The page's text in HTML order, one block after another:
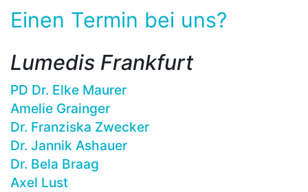
Einen Termin bei uns?
Lumedis Frankfurt
PD Dr. Elke Maurer
Amelie Grainger
Dr. Franziska Zwecker
Dr. Jannik Ashauer
Dr. Bela Braag
Axel Lust